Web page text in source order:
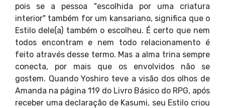
pois se a pessoa "escolhida por uma criatura
interior" também for um kansariano, significa que o
Estilo dele(a) também o escolheu. É certo que nem
todos encontram e nem todo relacionamento é
feito através desse termo. Mas a alma trina sempre
conecta, por mais que os envolvidos não se
gostem. Quando Yoshiro teve a visão dos olhos de
Amanda na página 119 do Livro Básico do RPG, após
receber uma declaração de Kasumi, seu Estilo criou